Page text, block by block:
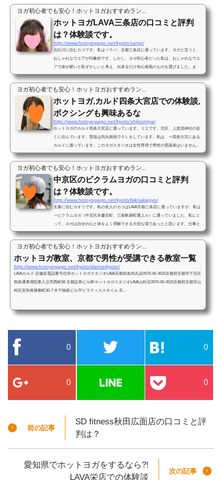
ヨガ初心者でも安心！ホットヨガおすすめラン...
ホットヨガLAVA三条店の口コミと評判
は？体験談です。
http://www.hotoyogago.net/kyoto/sanjo/
北白川に住むカコです。私は⇒ラバ、京都三条店に通っています。ヨガと言うと、
おしゃれなウエアが印象的です。しかし、ヨガ初心者だった私は、おしゃれなウエ
アで体が硬いと恥ずかしいと考え、出来るだけ初心者風のものを選びました。ま
ず、シャツは普通の無地の薄い...
ヨガ初心者でも安心！ホットヨガおすすめラン...
ホットヨガ,カルド四条大宮店での体験談,
ボクシングも興味あるな
http://www.hotoyogago.net/kyoto/shijoomiya/
ホットヨガのカルド四条大宮店に通っています。リエです。北区、上賀茂神社の近
くに住んでいます。普段は烏丸御池でＯＬをしています。私は、⇒四条大宮にある
カルドに通っています。このヨガスタジオは女性専用で男性の受講者はいません。
ただし、ボクシングエクササ...
ヨガ初心者でも安心！ホットヨガおすすめラン...
中京区のビクラムヨガの口コミと評判
は？体験談です。
http://www.hotoyogago.net/kyoto/biknakagyo/
太秦に住むカオリです。私の友人のカコはLAVA京都三条店に通っていますが、私は
⇒ビクラムヨガ（中京区弁慶石町、三条麩屋町通上ル）に通っていました。私にと
って、ヨガは自分の心と体をよく理解できる大切な場であったと思います。仕事と
プライベートを区別したい時...
ヨガ初心者でも安心！ホットヨガおすすめラン...
ホットヨガ教室、京都で男性が受講できる教室一覧
http://www.hotoyogago.net/kyoto/danseikyoto/
LAVAカルド 店舗名電話番号住所ホットヨガスタジオLAVA京都四条烏丸店0570-00-4515京都府京都市下京区
四条通東洞院東入立売西町66 京都証券ビル8FホットヨガスタジオLAVA山科店0570-00-4515京都府京都市山
科区安朱南屋敷町30-7 木下物産ビル7Fピラティススタイル 京...
0 0
0 0
前の記事
SD fitness秋田広面店の口コミと評
判は？
次の記事
愛知県でホットヨガをするなら?!
LAVA栄店での体験談